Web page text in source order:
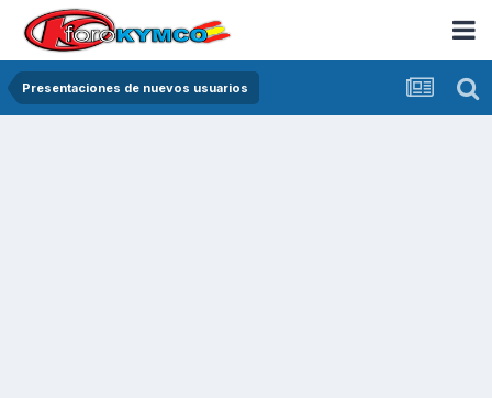
Presentaciones de nuevos usuarios